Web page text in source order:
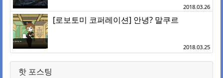
2018.03.26
[로보토미 코퍼레이션] 안녕? 말쿠르
2018.03.25
핫 포스팅